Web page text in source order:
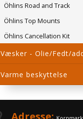
Öhlins Road and Track
Öhlins Top Mounts
Öhlins Cancellation Kit
Væsker - Olie/Fedt/
Varme beskyttelse
Adresse: